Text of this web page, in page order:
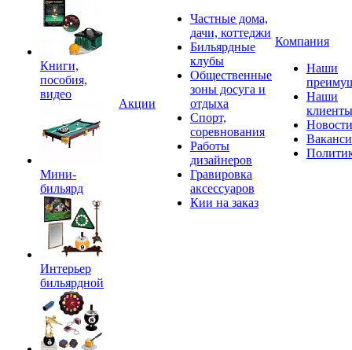
Книги,
пособия,
видео
Мини-
бильярд
Интерьер
бильярдной
Акции
Частные дома,
дачи, коттеджи
Бильярдные
клубы
Общественные
зоны досуга и
отдыха
Спорт,
соревнования
Работы
дизайнеров
Гравировка
аксессуаров
Кии на заказ
Компания
Наши
Наши
клиенты
Новости